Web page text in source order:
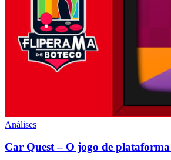
Análises
Car Quest – O jogo de